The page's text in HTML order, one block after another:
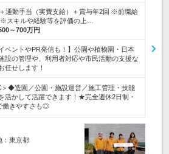
通勤手当（実費支給）＋賞与年2回 ※前職給
スキルや経験等を評価の上…
～700万円
ベントやPR発信も！】公園や植物園・日本
設の管理や、利用者対応や市民活動の支援な
任せします！
＞◆造園／公園・施設運営／施工管理・技能
活かして活躍できます！★完全週休2日制・
働きやすさも◎
：東京都